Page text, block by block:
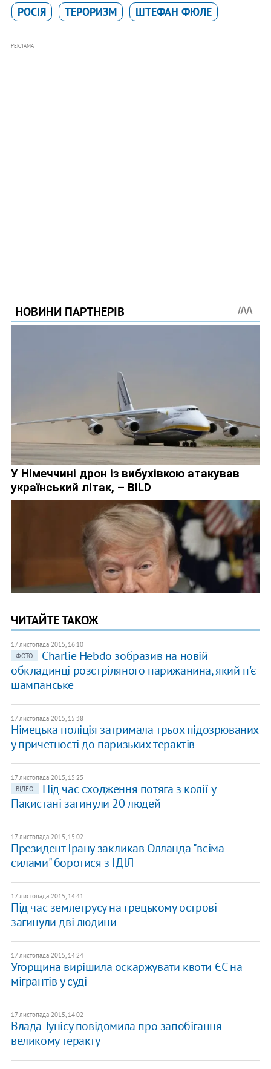
РОСІЯ ТЕРОРИЗМ ШТЕФАН ФЮЛЕ
РЕКЛАМА
ЧИТАЙТЕ ТАКОЖ
17 листопада 2015, 16:10
ФОТО
Charlie Hebdo зобразив на новій
обкладинці розстріляного парижанина, який п'є
шампанське
17 листопада 2015, 15:38
Німецька поліція затримала трьох підозрюваних
у причетності до паризьких терактів
17 листопада 2015, 15:25
ВІДЕО
Під час сходження потяга з колії у
Пакистані загинули 20 людей
17 листопада 2015, 15:02
Президент Ірану закликав Олланда "всіма
силами" боротися з ІДІЛ
17 листопада 2015, 14:41
Під час землетрусу на грецькому острові
загинули дві людини
17 листопада 2015, 14:24
Угорщина вирішила оскаржувати квоти ЄС на
мігрантів у суді
17 листопада 2015, 14:02
Влада Тунісу повідомила про запобігання
великому теракту